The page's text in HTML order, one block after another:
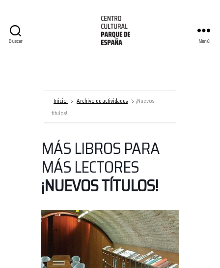
Buscar
España/AECID
Menú
Inicio Archivo de actividades
¡Nuevos
títulos!
MÁS LIBROS PARA
MÁS LECTORES
¡NUEVOS TÍTULOS!